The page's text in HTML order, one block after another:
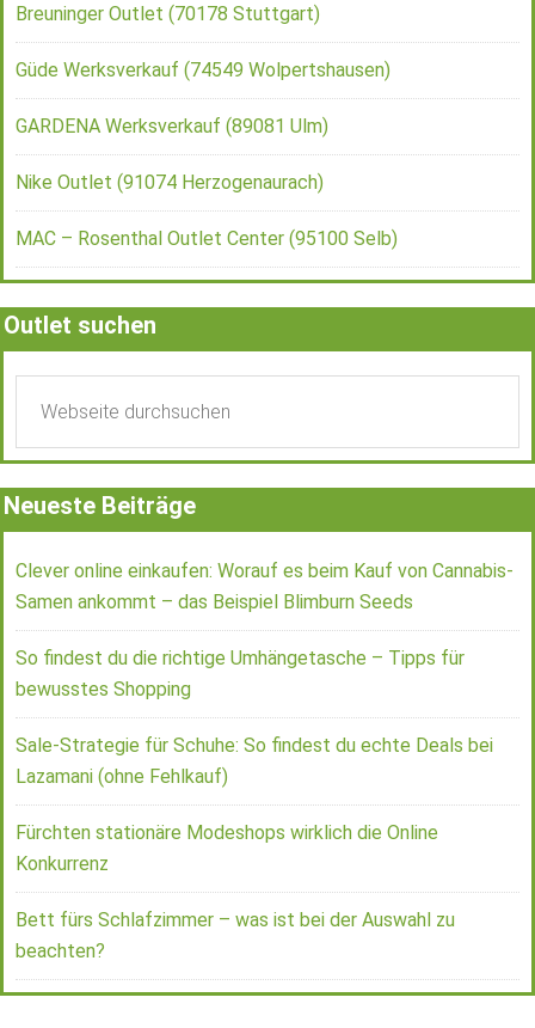
Breuninger Outlet (70178 Stuttgart)
Güde Werksverkauf (74549 Wolpertshausen)
GARDENA Werksverkauf (89081 Ulm)
Nike Outlet (91074 Herzogenaurach)
MAC – Rosenthal Outlet Center (95100 Selb)
Outlet suchen
Neueste Beiträge
Clever online einkaufen: Worauf es beim Kauf von Cannabis-
Samen ankommt – das Beispiel Blimburn Seeds
So findest du die richtige Umhängetasche – Tipps für
bewusstes Shopping
Sale-Strategie für Schuhe: So findest du echte Deals bei
Lazamani (ohne Fehlkauf)
Fürchten stationäre Modeshops wirklich die Online
Konkurrenz
Bett fürs Schlafzimmer – was ist bei der Auswahl zu
beachten?